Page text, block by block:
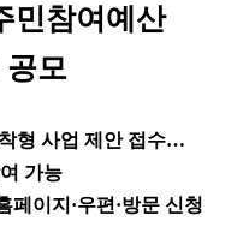
민참여예산
공모
형 사업 제안 접수…
가능
페이지 ·우편 ·방문 신청